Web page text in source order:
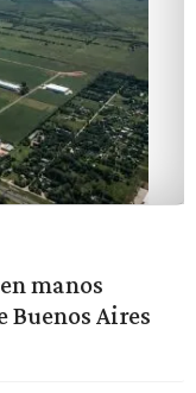
manos
Aires